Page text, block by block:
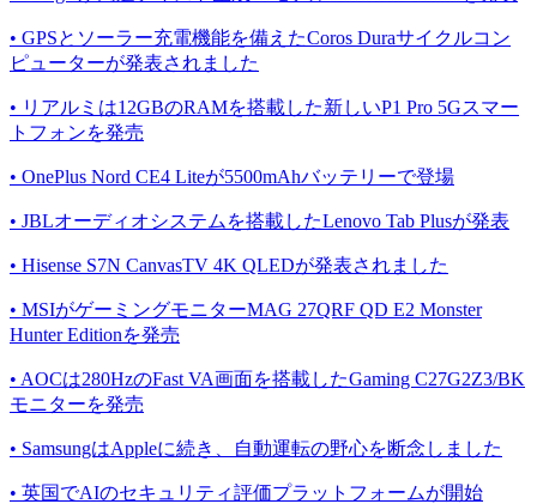
• GPSとソーラー充電機能を備えたCoros Duraサイクルコン
ピューターが発表されました
• リアルミは12GBのRAMを搭載した新しいP1 Pro 5Gスマー
トフォンを発売
• OnePlus Nord CE4 Liteが5500mAhバッテリーで登場
• JBLオーディオシステムを搭載したLenovo Tab Plusが発表
• Hisense S7N CanvasTV 4K QLEDが発表されました
• MSIがゲーミングモニターMAG 27QRF QD E2 Monster
Hunter Editionを発売
• AOCは280HzのFast VA画面を搭載したGaming C27G2Z3/BK
モニターを発売
• SamsungはAppleに続き、自動運転の野心を断念しました
• 英国でAIのセキュリティ評価プラットフォームが開始